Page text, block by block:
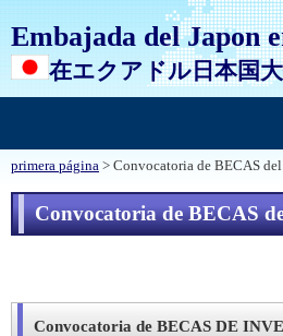
Embajada del Japon
在エクアドル日本国
primera página > Convocatoria de BECAS
Convocatoria de BECAS
Convocatoria de BECAS DE